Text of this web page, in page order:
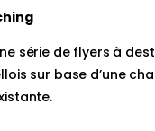
série de flyers à
sur base d’une